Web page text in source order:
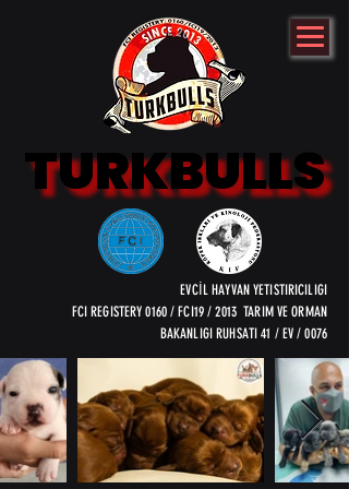
TURKBULLS
TURKBULLS
EVCİL HAYVAN YETISTIRICILIGI
FCI REGISTERY 0160 / FCI19 / 2013 TARIM VE ORMAN
BAKANLIGI RUHSATI 41 / EV / 0076